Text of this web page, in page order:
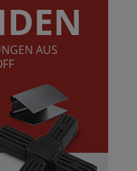
AUS